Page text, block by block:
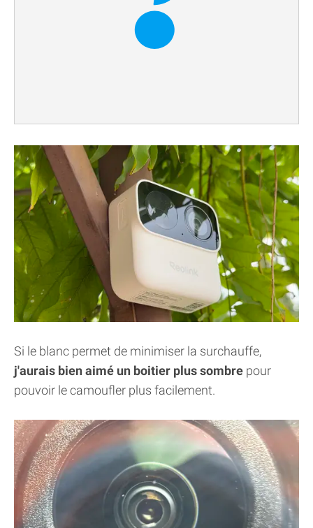
Si le blanc permet de minimiser la surchauffe,
j'aurais bien aimé un boitier plus sombre pour
pouvoir le camoufler plus facilement.